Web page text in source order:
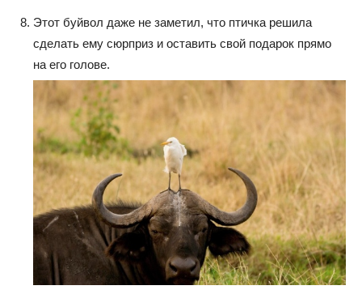
Этот буйвол даже не заметил, что птичка решила
сделать ему сюрприз и оставить свой подарок прямо
на его голове.